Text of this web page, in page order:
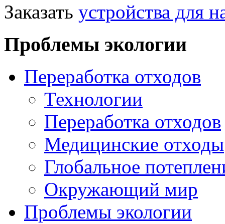
Заказать устройства для
Проблемы экологии
Переработка отходов
Технологии
Переработка отходов
Медицинские отходы
Глобальное
Окружающий мир
Проблемы экологии